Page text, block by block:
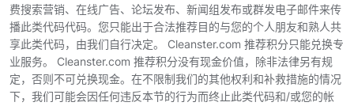
费搜索营销、在线广告、论坛发布、新闻组发布或群发电子邮件来传
播此类代码代码。您只能出于合法推荐目的与您的个人朋友和熟人共
享此类代码，由我们自行决定。 Cleanster.com 推荐积分只能兑换专
业服务。 Cleanster.com 推荐积分没有现金价值，除非法律另有规
定，否则不可兑换现金。在不限制我们的其他权利和补救措施的情况
下，我们可能会因任何违反本节的行为而终止此类代码和/或您的帐